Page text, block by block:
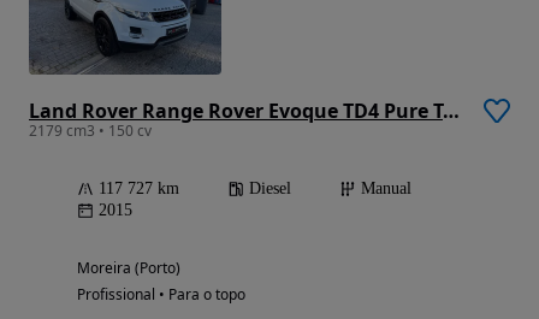
Land Rover Range Rover Evoque TD4 Pure Technik
2179 cm3 • 150 cv
117 727 km Diesel
Manual
2015
Moreira (Porto)
Profissional • Para o topo